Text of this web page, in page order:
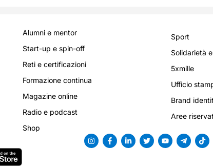
Alumni e mentor
Start-up e spin-off
Reti e certificazioni
Formazione continua
Magazine online
Radio e podcast
Shop
Sport
Solidarietà
5xmille
Ufficio
Brand
Aree